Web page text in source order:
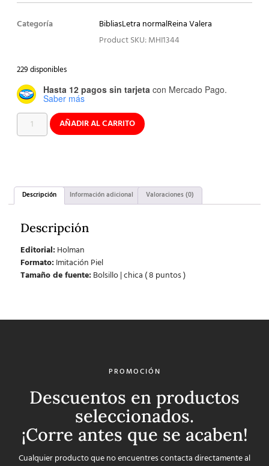
Categoría BibliasLetra normalReina Valera
Product SKU: MHI1344
229 disponibles
Hasta 12 pagos sin tarjeta con Mercado Pago.
Saber más
AÑADIR AL CARRITO
Descripción Información adicional Valoraciones (0)
Descripción
Editorial:Holman
Formato:Imitación Piel
Tamaño de fuente:Bolsillo | chica ( 8 puntos )
PROMOCIÓN
Descuentos en productos
seleccionados.
¡Corre antes que se acaben!
Cualquier producto que no encuentres contacta directamente al